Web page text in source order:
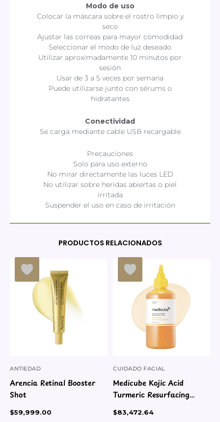
Modo de uso
Colocar la máscara sobre el rostro limpio y
seco
Ajustar las correas para mayor comodidad
Seleccionar el modo de luz deseado
Utilizar aproximadamente 10 minutos por
sesión
Usar de 3 a 5 veces por semana
Puede utilizarse junto con sérums o
hidratantes
Conectividad
Se carga mediante cable USB recargable
Precauciones
Solo para uso externo
No mirar directamente las luces LED
No utilizar sobre heridas abiertas o piel
irritada
Suspender el uso en caso de irritación
PRODUCTOS RELACIONADOS
ANTIEDAD
Arencia Retinal Booster
Shot
$59,999.00
CUIDADO FACIAL
Medicube Kojic Acid
Turmeric Resurfacing
$83,472.64